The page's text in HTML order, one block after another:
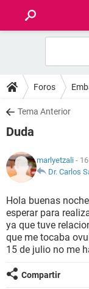
FORUMS
SALUD
NUTRICIÓN
BIENESTAR
SEXUALIDAD
GLOSARIO
Foros
Tema Anterior
Duda
marlyetzali -
Dr. Carlos
Hola buenas
esperar para
ya que tuve
que me tocaba
15 de julio no me
Compartir